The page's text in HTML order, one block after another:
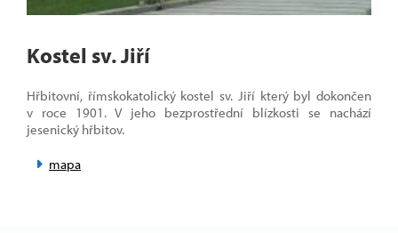
Kostel sv. Jiří
Hřbitovní, římskokatolický kostel sv. Jiří který byl dokončen
v roce 1901. V jeho bezprostřední blízkosti se nachází
jesenický hřbitov.
mapa